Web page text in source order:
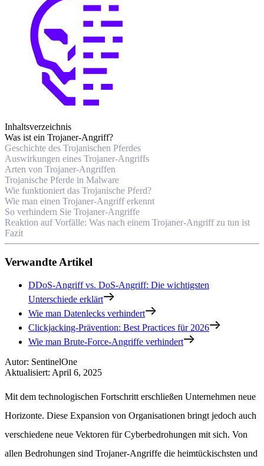
Inhaltsverzeichnis
Was ist ein Trojaner-Angriff?
Geschichte des Trojanischen Pferdes
Auswirkungen eines Trojaner-Angriffs
Arten von Trojaner-Angriffen
Trojanische Pferde in Malware
Wie funktioniert das Trojanische Pferd?
Wie man einen Trojaner-Angriff erkennt
So verhindern Sie Trojaner-Angriffe
Reaktion auf Vorfälle: Was nach einem Trojaner-Angriff zu tun ist
Fazit
Verwandte Artikel
DDoS-Angriff vs. DoS-Angriff: Die wichtigsten
Unterschiede erklärt
Wie man Datenlecks verhindert
Clickjacking-Prävention: Best Practices für 2026
Wie man Brute-Force-Angriffe verhindert
Autor: SentinelOne
Aktualisiert: April 6, 2025
Mit dem technologischen Fortschritt erschließen Unternehmen neue
Horizonte. Diese Expansion von Organisationen bringt jedoch auch
verschiedene neue Vektoren für Cyberbedrohungen mit sich. Von
allen Bedrohungen sind Trojaner-Angriffe die heimtückischsten und